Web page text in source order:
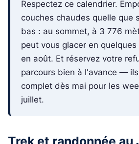
Respectez ce calendrier.
couches chaudes quelle que
bas : au sommet, à 3 776
peut vous glacer en
en août. Et réservez votre
parcours bien à l'avance —
complet dès mai pour les
juillet.
Trek et randonnée au